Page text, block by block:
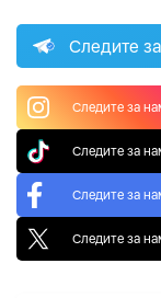
Следите
Следите за
Следите за
Следите за
Следите за